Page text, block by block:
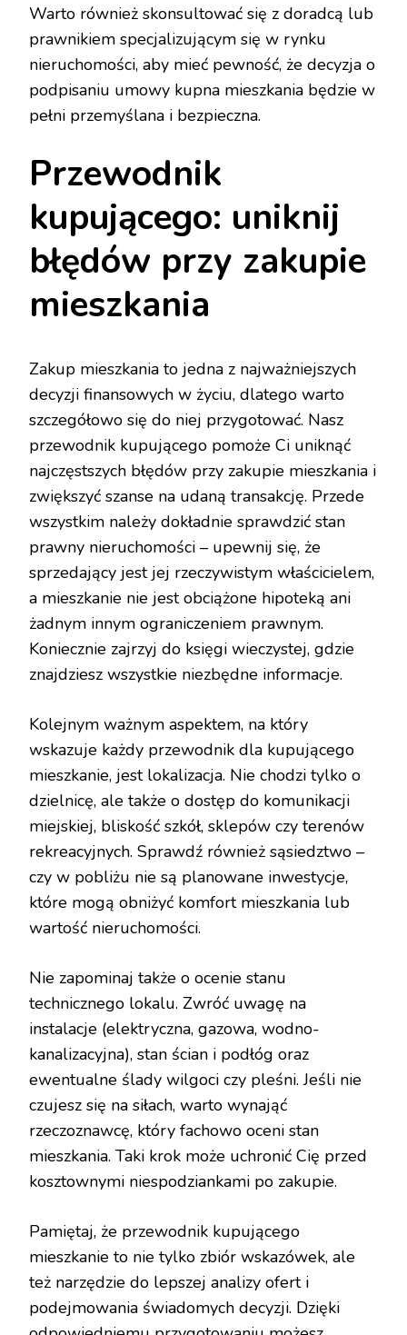
Warto również skonsultować się z doradcą lub
prawnikiem specjalizującym się w rynku
nieruchomości, aby mieć pewność, że decyzja o
podpisaniu umowy kupna mieszkania będzie w
pełni przemyślana i bezpieczna.
Przewodnik
kupującego: uniknij
błędów przy zakupie
mieszkania
Zakup mieszkania to jedna z najważniejszych
decyzji finansowych w życiu, dlatego warto
szczegółowo się do niej przygotować. Nasz
przewodnik kupującego pomoże Ci uniknąć
najczęstszych błędów przy zakupie mieszkania i
zwiększyć szanse na udaną transakcję. Przede
wszystkim należy dokładnie sprawdzić stan
prawny nieruchomości – upewnij się, że
sprzedający jest jej rzeczywistym właścicielem,
a mieszkanie nie jest obciążone hipoteką ani
żadnym innym ograniczeniem prawnym.
Koniecznie zajrzyj do księgi wieczystej, gdzie
znajdziesz wszystkie niezbędne informacje.
Kolejnym ważnym aspektem, na który
wskazuje każdy przewodnik dla kupującego
mieszkanie, jest lokalizacja. Nie chodzi tylko o
dzielnicę, ale także o dostęp do komunikacji
miejskiej, bliskość szkół, sklepów czy terenów
rekreacyjnych. Sprawdź również sąsiedztwo –
czy w pobliżu nie są planowane inwestycje,
które mogą obniżyć komfort mieszkania lub
wartość nieruchomości.
Nie zapominaj także o ocenie stanu
technicznego lokalu. Zwróć uwagę na
instalacje (elektryczna, gazowa, wodno-
kanalizacyjna), stan ścian i podłóg oraz
ewentualne ślady wilgoci czy pleśni. Jeśli nie
czujesz się na siłach, warto wynająć
rzeczoznawcę, który fachowo oceni stan
mieszkania. Taki krok może uchronić Cię przed
kosztownymi niespodziankami po zakupie.
Pamiętaj, że przewodnik kupującego
mieszkanie to nie tylko zbiór wskazówek, ale
też narzędzie do lepszej analizy ofert i
podejmowania świadomych decyzji. Dzięki